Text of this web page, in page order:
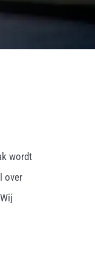
wordt
over